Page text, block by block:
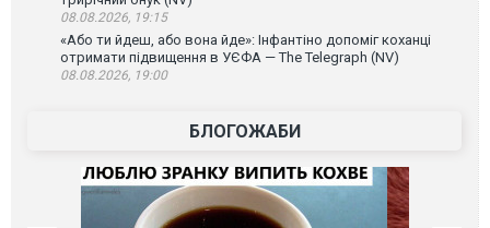
08.08.2026, 19:15
«Або ти йдеш, або вона йде»: Інфантіно допоміг коханці
отримати підвищення в УЄФА — The Telegraph (NV)
08.08.2026, 19:00
БЛОГОЖАБИ